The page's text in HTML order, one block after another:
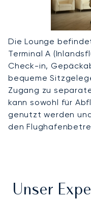
Die Lounge
Terminal A
Check-in,
bequeme
Zugang zu
kann sowohl für
genutzt werden
den
Unser